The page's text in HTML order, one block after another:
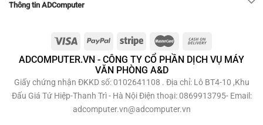
Thông tin ADComputer
ADCOMPUTER.VN - CÔNG TY CỔ PHẦN DỊCH VỤ MÁY
VĂN PHÒNG A&D
Giấy chứng nhận ĐKKD số: 0102641108 . Địa chỉ: Lô BT4-10 ,Khu
Đấu Giá Tứ Hiệp-Thanh Trì - Hà Nội Điện thoại: 0869913795- Email:
adcomputer.vn@adcomputer.vn